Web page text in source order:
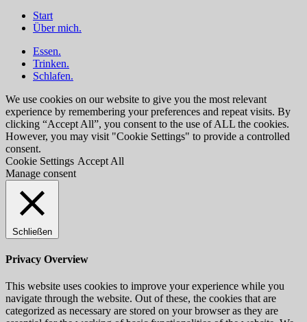
oben
scrollen
Start
Über mich.
Essen.
Trinken.
Schlafen.
We use cookies on our website to give you the most relevant
experience by remembering your preferences and repeat visits. By
clicking “Accept All”, you consent to the use of ALL the cookies.
However, you may visit "Cookie Settings" to provide a controlled
consent.
Cookie Settings Accept All
Manage consent
Schließen
Privacy Overview
This website uses cookies to improve your experience while you
navigate through the website. Out of these, the cookies that are
categorized as necessary are stored on your browser as they are